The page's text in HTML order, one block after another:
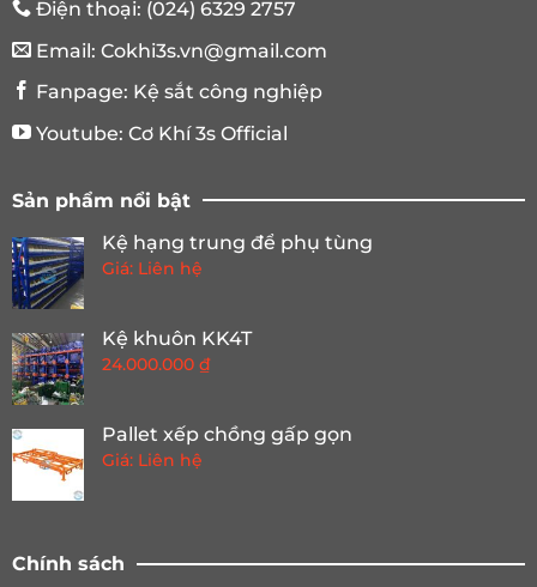
Điện thoại: (024) 6329 2757
Email: Cokhi3s.vn@gmail.com
Fanpage: Kệ sắt công nghiệp
Youtube: Cơ Khí 3s Official
Sản phẩm nổi bật
Kệ hạng trung để phụ tùng
Giá: Liên hệ
Kệ khuôn KK4T
24.000.000 ₫
Pallet xếp chồng gấp gọn
Giá: Liên hệ
Chính sách